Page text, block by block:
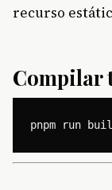
recurso
Compilar